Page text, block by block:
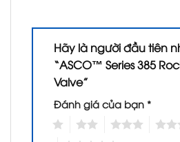
Hãy là người đầu tiên
“ASCO™ Series 385
Valve”
Đánh giá của bạn *